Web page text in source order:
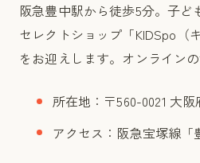
阪急豊中駅から徒歩5分。子
セレクトショップ「KIDSpo
をお迎えします。オンライン
所在地：〒560-0021 大
アクセス：阪急宝塚線